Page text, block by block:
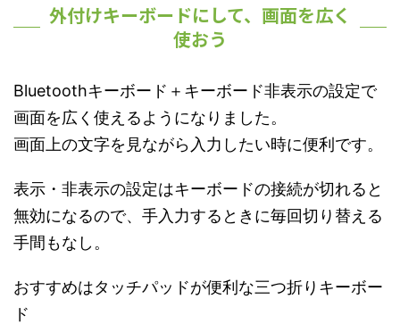
外付けキーボードにして、画面を広く
使おう
Bluetoothキーボード＋キーボード非表示の設定で
画面を広く使えるようになりました。
画面上の文字を見ながら入力したい時に便利です。
表示・非表示の設定はキーボードの接続が切れると
無効になるので、手入力するときに毎回切り替える
手間もなし。
おすすめはタッチパッドが便利な三つ折りキーボー
ド